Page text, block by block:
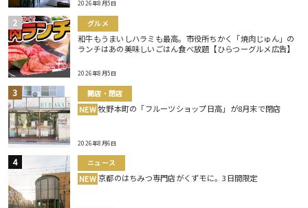
2026年8月5日
グルメ
和牛もうまいしハラミも最高。市役所ちかく「焼肉じゅん」の
ランチはあの美味しいごはん食べ放題【ひらつーグルメ広告】
2026年8月5日
開店・閉店
NEW 牧野本町の「フルーツショップ日高」が8月末で閉店
2026年8月6日
ニュース
NEW 京都のはちみつ専門店がくずモに。3日間限定